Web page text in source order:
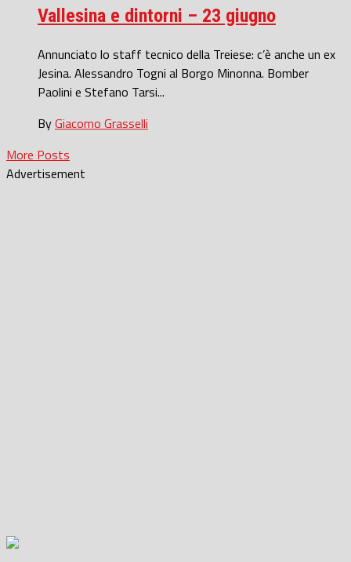
Vallesina e dintorni – 23 giugno
Annunciato lo staff tecnico della Treiese: c’è anche un ex
Jesina. Alessandro Togni al Borgo Minonna. Bomber
Paolini e Stefano Tarsi...
ByGiacomo Grasselli
More Posts
Advertisement